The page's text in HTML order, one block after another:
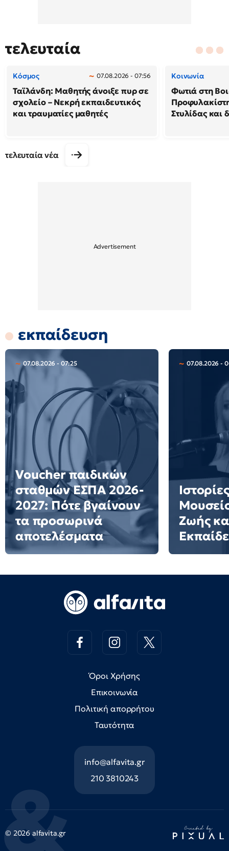
τελευταία
Κόσμος 07.08.2026 - 07:56
Ταϊλάνδη: Μαθητής άνοιξε πυρ σε
σχολείο – Νεκρή εκπαιδευτικός
και τραυματίες μαθητές
Κοινωνία
Φωτιά στη
Στυλίδας και
τελευταία νέα
εκπαίδευση
07.08.2026 - 07:25
Voucher παιδικών
σταθμών ΕΣΠΑ 2026-
2027: Πότε βγαίνουν
τα προσωρινά
αποτελέσματα
07.08.2026 -
Ζωής
Όροι Χρήσης
Επικοινωνία
Πολιτική απορρήτου
Ταυτότητα
info@alfavita.gr
210 3810243
© 2026 alfavita.gr